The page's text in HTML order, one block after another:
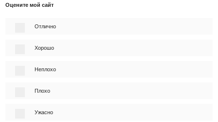
Оцените мой сайт
Отлично
Хорошо
Неплохо
Плохо
Ужасно